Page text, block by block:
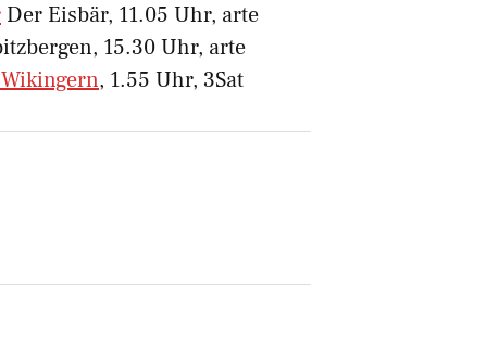
Der Eisbär, 11.05 Uhr, arte
15.30 Uhr, arte
, 1.55 Uhr, 3Sat